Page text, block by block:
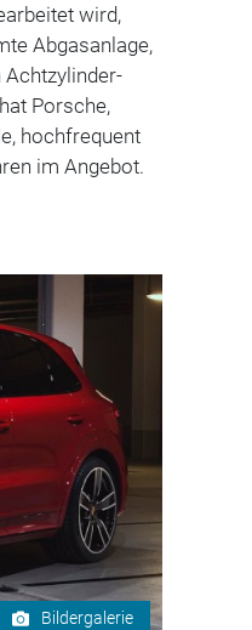
wird,
Abgasanlage,
Achtzylinder-
Porsche,
hochfrequent
im Angebot.
Bildergalerie